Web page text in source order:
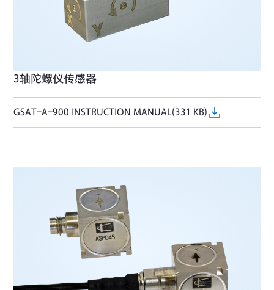
3轴陀螺仪传感器
GSAT-A-900 INSTRUCTION MANUAL(331 KB)